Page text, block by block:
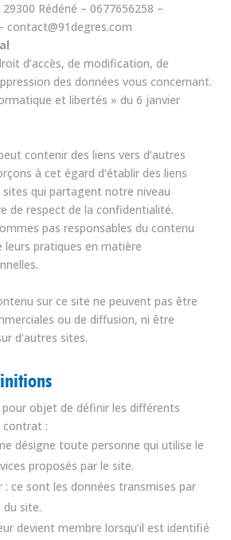
Rédéné – 0677656258 –
contact@91degres.com
d’accès, de modification, de
des données vous concernant.
et libertés » du 6 janvier
contenir des liens vers d’autres
à cet égard d’établir des liens
qui partagent notre niveau
de respect de la confidentialité.
pas responsables du contenu
leurs pratiques en matière
sur ce site ne peuvent pas être
ou de diffusion, ni être
d’autres sites.
pour objet de définir les différents
contrat :
désigne toute personne qui utilise le
proposés par le site.
ce sont les données transmises par
du site.
devient membre lorsqu’il est identifié